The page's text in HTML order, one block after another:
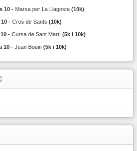
10 - Marxa per La Llagosta (10k)
- Cros de Sants (10k)
- Cursa de Sant Martí (5k i 10k)
10 - Jean Bouin (5k i 10k)